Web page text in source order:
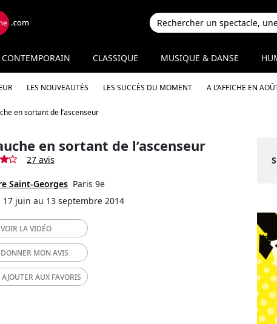
LES NOUVEAUTÉS LES SUCCÈS DU MOMENT A L’AFFICHE EN
CONTEMPORAIN CLASSIQUE MUSIQUE & DANSE
en sortant de l’ascenseur
en sortant de l’ascenseur
27 avis
Saint-Georges Paris 9e
17 juin au 13 septembre 2014
VOIR LAVIDÉO
DONNER MON AVIS
AJOUTER AUX FAVORIS